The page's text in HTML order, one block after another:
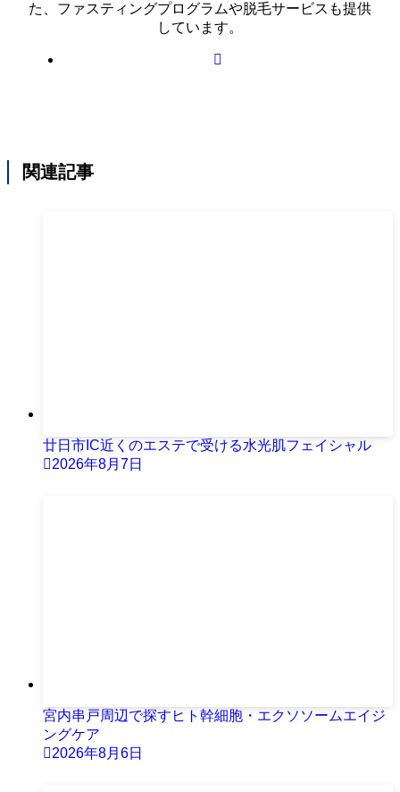
た、ファスティングプログラムや脱毛サービスも提供
しています。
関連記事
廿日市IC近くのエステで受ける水光肌フェイシャル
2026年8月7日
宮内串戸周辺で探すヒト幹細胞・エクソソームエイジ
ングケア
2026年8月6日